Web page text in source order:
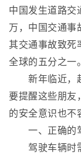
中国发生道路
万，中国交通事
其交通事故致死
全球的五分之一。
新年临近，越
要提醒这些朋友
的安全意识也不
一、正确的
驾驶车辆时需